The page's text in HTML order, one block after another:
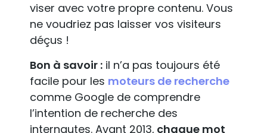
viser avec votre propre contenu. Vous
ne voudriez pas laisser vos visiteurs
déçus !
Bon à savoir : il n’a pas toujours été
facile pour les moteurs de recherche
comme Google de comprendre
l’intention de recherche des
internautes. Avant 2013, chaque mot